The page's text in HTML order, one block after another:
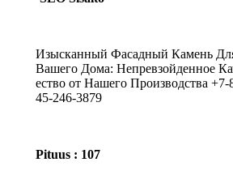
Изысканный Фасадный Камень
Вашего Дома: Непревзойденное
ество от Нашего Производства +7-
45-246-3879
Pituus : 107